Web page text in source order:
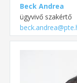
Beck Andrea
ügyvivő szakértő